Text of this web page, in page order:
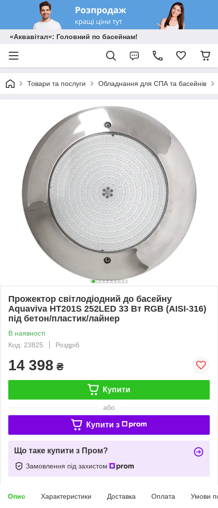
«Аквавітал»: Головний по басейнам!
Товари та послуги Обладнання для СПА та басейнів
Прожектор світлодіодний до басейну
Aquaviva HT201S 252LED 33 Вт RGB (AISI-316)
під бетон/пластик/лайнер
В наявності
Код: 23825
Роздріб
14 398 ₴
Купити
або
Купити з
Що таке купити з Пром?
Замовлення під захистом
Опис Характеристики Доставка Оплата Умови